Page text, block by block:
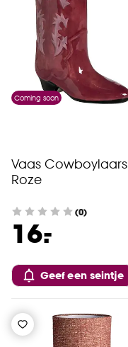
Coming soon
Vaas Cowboylaars
Roze
(0)
16.
-
Geef een seintje